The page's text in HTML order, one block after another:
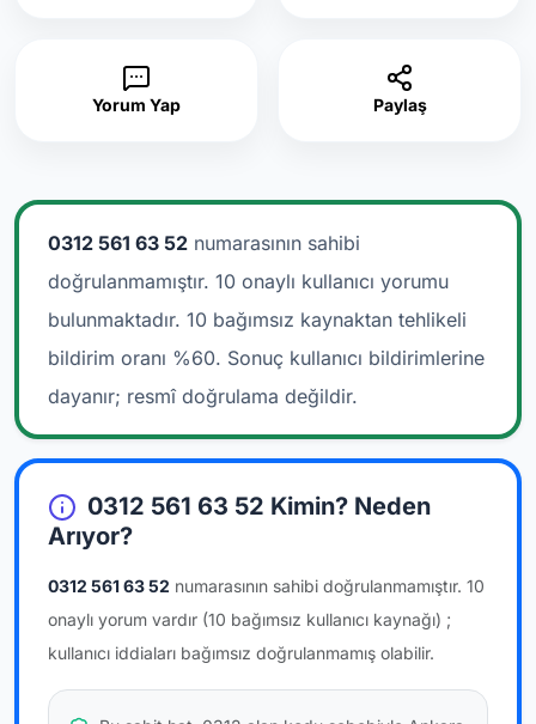
Yorum Yap Paylaş
0312 561 63 52 numarasının sahibi
doğrulanmamıştır. 10 onaylı kullanıcı yorumu
bulunmaktadır. 10 bağımsız kaynaktan tehlikeli
bildirim oranı %60. Sonuç kullanıcı bildirimlerine
dayanır; resmî doğrulama değildir.
0312 561 63 52 Kimin? Neden
Arıyor?
0312 561 63 52 numarasının sahibi doğrulanmamıştır. 10
onaylı yorum vardır (10 bağımsız kullanıcı kaynağı) ;
kullanıcı iddiaları bağımsız doğrulanmamış olabilir.